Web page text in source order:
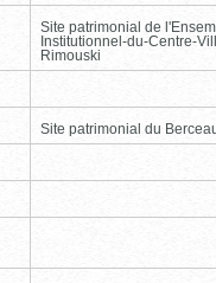
Site patrimonial de
Institutionnel-du-Centre-
Rimouski
Site patrimonial du